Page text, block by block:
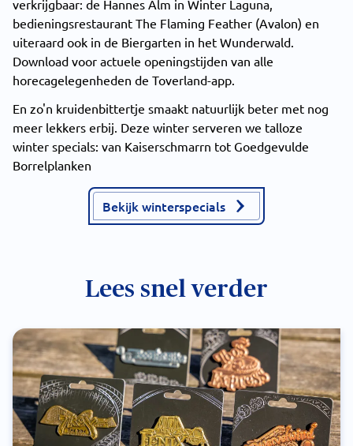
verkrijgbaar: de Hannes Alm in Winter Laguna,
bedieningsrestaurant The Flaming Feather (Avalon) en
uiteraard ook in de Biergarten in het Wunderwald.
Download voor actuele openingstijden van alle
horecagelegenheden de Toverland-app.
En zo'n kruidenbittertje smaakt natuurlijk beter met nog
meer lekkers erbij. Deze winter serveren we talloze
winter specials: van Kaiserschmarrn tot Goedgevulde
Borrelplanken
Bekijk winterspecials
Lees snel verder